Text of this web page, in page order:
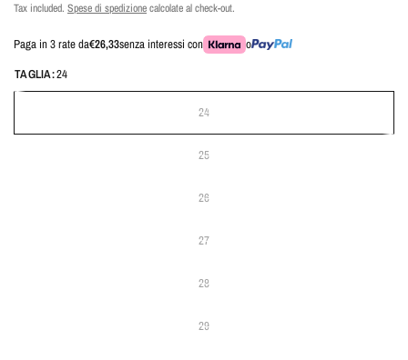
Tax included. Spese di spedizionecalcolate al check-out.
Paga in 3 rate da€26,33senza interessi con
o
TAGLIA:24
24
25
26
27
28
29